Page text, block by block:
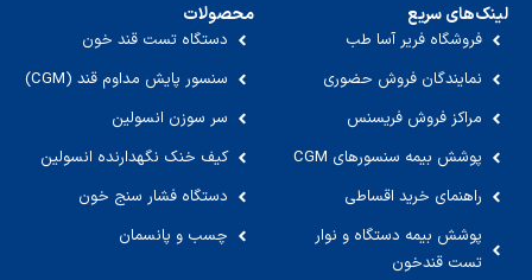
لینک‌های سریع
فروشگاه فریر آسا طب
نمایندگان فروش حضوری
مراکز فروش فریسنس
پوشش بیمه سنسورهای CGM
راهنمای خرید اقساطی
پوشش بیمه دستگاه و نوار
تست قندخون
محصولات
دستگاه تست قند خون
سنسور پایش مداوم قند (CGM)
سر سوزن انسولین
کیف خنک نگهدارنده انسولین
دستگاه فشار سنج خون
چسب و پانسمان